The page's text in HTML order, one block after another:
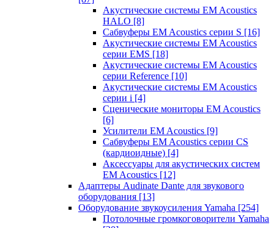
Акустические системы EM Acoustics
HALO [8]
Сабвуферы EM Acoustics серии S [16]
Акустические системы EM Acoustics
серии EMS [18]
Акустические системы EM Acoustics
серии Reference [10]
Акустические системы EM Acoustics
серии i [4]
Сценические мониторы EM Acoustics
[6]
Усилители EM Acoustics [9]
Сабвуферы EM Acoustics серии CS
(кардиоидные) [4]
Аксессуары для акустических систем
EM Acoustics [12]
Адаптеры Audinate Dante для звукового
оборудования [13]
Оборудование звукоусиления Yamaha [254]
Потолочные громкоговорители Yamaha